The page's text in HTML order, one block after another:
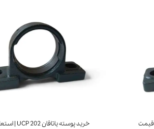
خرید پوسته یاتاقان UCP 202 | استعلام قیمت